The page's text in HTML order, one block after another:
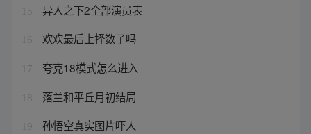
15 异人之下2全部演员表
16 欢欢最后上择数了吗
17 夸克18模式怎么进入
18 落兰和平丘月初结局
19 孙悟空真实图片吓人